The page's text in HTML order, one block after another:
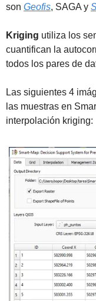
son Geofis, SAGA y
Kriging utiliza los
cuantifican la
todos los pares de
Las siguientes 4
las muestras en
interpolación kriging: